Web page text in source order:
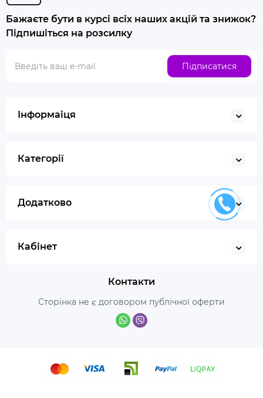
Бажаєте бути в курсі всіх наших акцій та знижок?
Підпишіться на розсилку
Підписатися
Інформаіця
Категорії
Додатково
Кабінет
Контакти
Сторінка не є договором публічної оферти